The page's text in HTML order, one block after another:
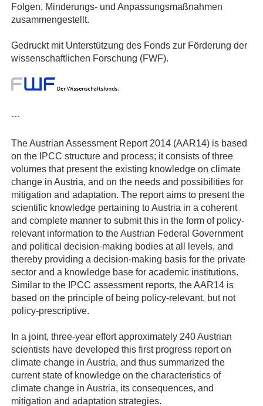
Folgen, Minderungs- und Anpassungsmaßnahmen
zusammengestellt.
Gedruckt mit Unterstützung des Fonds zur Förderung der
wissenschaftlichen Forschung (FWF).
…
The Austrian Assessment Report 2014 (AAR14) is based
on the IPCC structure and process; it consists of three
volumes that present the existing knowledge on climate
change in Austria, and on the needs and possibilities for
mitigation and adaptation. The report aims to present the
scientific knowledge pertaining to Austria in a coherent
and complete manner to submit this in the form of policy-
relevant information to the Austrian Federal Government
and political decision-making bodies at all levels, and
thereby providing a decision-making basis for the private
sector and a knowledge base for academic institutions.
Similar to the IPCC assessment reports, the AAR14 is
based on the principle of being policy-relevant, but not
policy-prescriptive.
In a joint, three-year effort approximately 240 Austrian
scientists have developed this first progress report on
climate change in Austria, and thus summarized the
current state of knowledge on the characteristics of
climate change in Austria, its consequences, and
mitigation and adaptation strategies.